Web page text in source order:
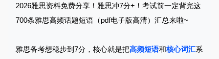
2026雅思资料免费分享！雅思冲7分+！考试前一定背完这
700条雅思高频话题短语（pdf电子版高清）汇总来啦~
雅思备考想稳步到7分，核心就是把高频短语和核心词汇系